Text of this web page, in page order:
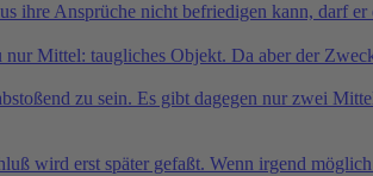
ihre Ansprüche nicht befriedigen kann, darf
Mittel: taugliches Objekt. Da aber der
zu sein. Es gibt dagegen nur zwei
wird erst später gefaßt. Wenn irgend